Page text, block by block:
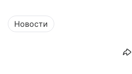
Новости